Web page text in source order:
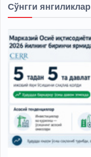
Сўнгги янгиликлар